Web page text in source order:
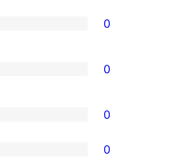
0
0
0
0